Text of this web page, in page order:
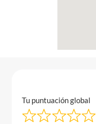
Tu puntuación global